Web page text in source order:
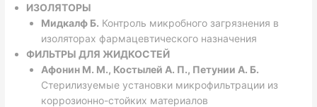
ИЗОЛЯТОРЫ
Мидкалф Б. Контроль микробного загрязнения в
изоляторах фармацевтического назначения
ФИЛЬТРЫ ДЛЯ ЖИДКОСТЕЙ
Афонин М. М., Костылей А. П., Петунии А. Б.
Стерилизуемые установки микрофильтрации из
коррозионно-стойких материалов